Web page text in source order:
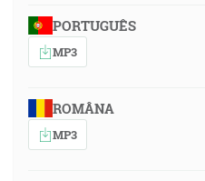
PORTUGUÊS
MP3
ROMÂNA
MP3